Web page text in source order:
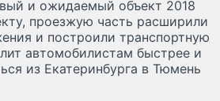
и ожидаемый объект 2018
проезжую часть расширили
и построили транспортную
автомобилистам быстрее и
из Екатеринбурга в Тюмень